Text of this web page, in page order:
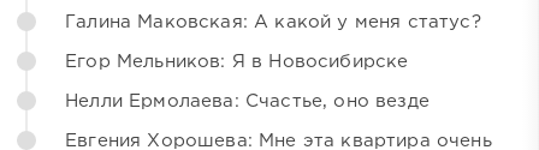
Галина Маковская: А какой у меня статус?
Егор Мельников: Я в Новосибирске
Нелли Ермолаева: Счастье, оно везде
Евгения Хорошева: Мне эта квартира очень